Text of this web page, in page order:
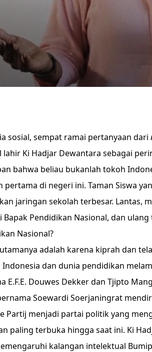
sosial, sempat ramai pertanyaan dari
lahir Ki Hadjar Dewantara sebagai
bahwa beliau bukanlah tokoh
pertama di negeri ini. Taman Siswa
jaringan sekolah terbesar. Lantas,
Bapak Pendidikan Nasional, dan
Nasional?
adalah karena kiprah dan
Indonesia dan dunia pendidikan
E.F.E. Douwes Dekker dan Tjipto
Soewardi Soerjaningrat
Partij menjadi partai politik yang
paling terbuka hingga saat ini. Ki
kalangan intelektual